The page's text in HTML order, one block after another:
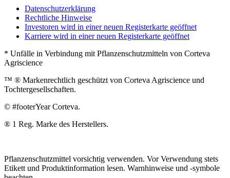
Datenschutzerklärung
Rechtliche Hinweise
Investoren wird in einer neuen Registerkarte geöffnet
Karriere wird in einer neuen Registerkarte geöffnet
* Unfälle in Verbindung mit Pflanzenschutzmitteln von Corteva
Agriscience
™ ® Markenrechtlich geschützt von Corteva Agriscience und
Tochtergesellschaften.
© #footerYear Corteva.
® 1 Reg. Marke des Herstellers.
Pflanzenschutzmittel vorsichtig verwenden. Vor Verwendung stets
Etikett und Produktinformation lesen. Warnhinweise und -symbole